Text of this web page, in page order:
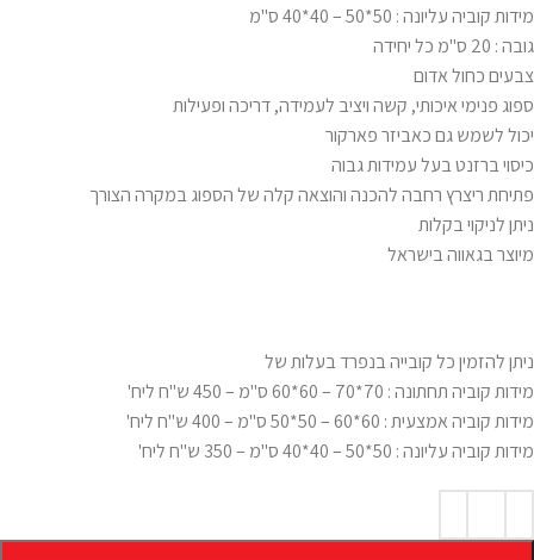
מידות קוביה עליונה : 50*50 – 40*40 ס"מ
גובה : 20 ס"מ כל יחידה
צבעים כחול אדום
ספוג פנימי איכותי, קשה ויציב לעמידה, דריכה ופעילות
יכול לשמש גם כאביזר פארקור
כיסוי ברזנט בעל עמידות גבוה
פתיחת ריצרץ רחבה להכנה והוצאה קלה של הספוג במקרה הצורך
ניתן לניקוי בקלות
מיוצר בגאווה בישראל
ניתן להזמין כל קובייה בנפרד בעלות של
מידות קוביה תחתונה : 70*70 – 60*60 ס"מ – 450 ש"ח ליח'
מידות קוביה אמצעית : 60*60 – 50*50 ס"מ – 400 ש"ח ליח'
מידות קוביה עליונה : 50*50 – 40*40 ס"מ – 350 ש"ח ליח'